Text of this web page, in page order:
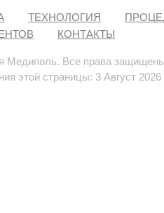
ТЕХНОЛОГИЯ
КОНТАКТЫ
Медиполь. Все права
этой страницы: 3 Август 2026